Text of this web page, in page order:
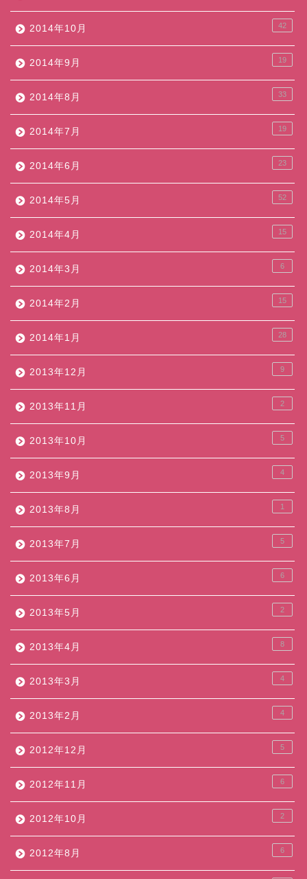
2014年10月 42
2014年9月 19
2014年8月 33
2014年7月 19
2014年6月 23
2014年5月 52
2014年4月 15
2014年3月 6
2014年2月 15
2014年1月 28
2013年12月 9
2013年11月 2
2013年10月 5
2013年9月 4
2013年8月 1
2013年7月 5
2013年6月 6
2013年5月 2
2013年4月 8
2013年3月 4
2013年2月 4
2012年12月 5
2012年11月 6
2012年10月 2
2012年8月 6